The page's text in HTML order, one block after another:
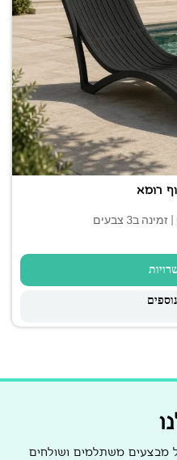
רומא
ב3 צבעים
מבצעים משתלמים ושולחים